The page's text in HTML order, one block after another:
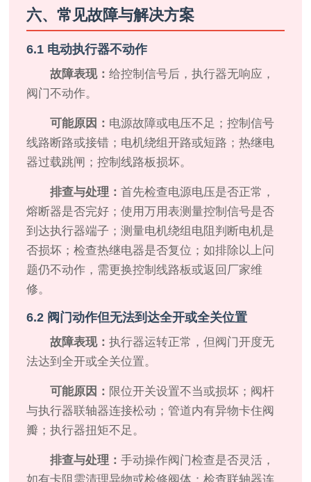
六、常见故障与解决方案
6.1 电动执行器不动作
故障表现：给控制信号后，执行器无响应，
阀门不动作。
可能原因： 电源故障或电压不足；控制信号
线路断路或接错；电机绕组开路或短路；热继电
器过载跳闸；控制线路板损坏。
排查与处理：首先检查电源电压是否正常，
熔断器是否完好；使用万用表测量控制信号是否
到达执行器端子；测量电机绕组电阻判断电机是
否损坏；检查热继电器是否复位；如排除以上问
题仍不动作，需更换控制线路板或返回厂家维
修。
6.2 阀门动作但无法到达全开或全关位置
故障表现：执行器运转正常，但阀门开度无
法达到全开或全关位置。
可能原因： 限位开关设置不当或损坏；阀杆
与执行器联轴器连接松动；管道内有异物卡住阀
瓣；执行器扭矩不足。
排查与处理：手动操作阀门检查是否灵活，